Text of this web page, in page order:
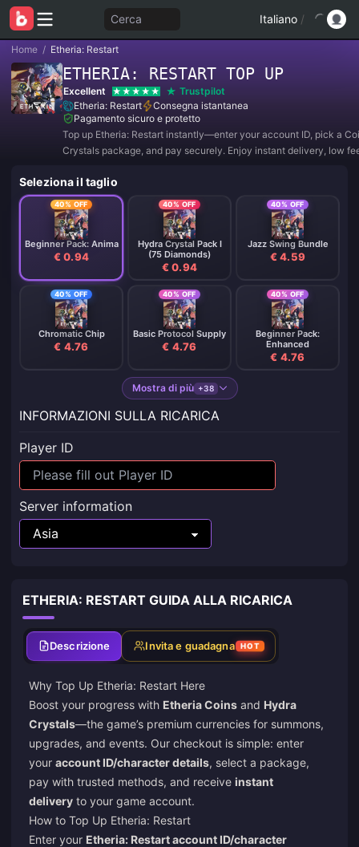
Cerca Italiano /
Home / Etheria: Restart
ETHERIA: RESTART TOP UP
Excellent
Trustpilot
Etheria: Restart
Consegna istantanea
Pagamento sicuro e protetto
Top up Etheria: Restart instantly—enter your account ID, pick a
Crystals package, and pay securely. Enjoy instant delivery, low
Seleziona il taglio
40% OFF
Beginner Pack: Anima
€ 0.94
40% OFF
Hydra Crystal Pack I
(75 Diamonds)
€ 0.94
40% OFF
Jazz Swing Bundle
€ 4.59
40% OFF
Chromatic Chip
€ 4.76
40% OFF
Basic Protocol Supply
€ 4.76
40% OFF
Beginner Pack:
Enhanced
€ 4.76
Mostra di più +38
INFORMAZIONI SULLA RICARICA
Player ID
Server information
ETHERIA: RESTART GUIDA ALLA RICARICA
Descrizione Invita e guadagna HOT
Why Top Up Etheria: Restart Here
Boost your progress with Etheria Coins and Hydra
Crystals—the game’s premium currencies for summons,
upgrades, and events. Our checkout is simple: enter
your account ID/character details, select a package,
pay with trusted methods, and receive instant
delivery to your game account.
How to Top Up Etheria: Restart
Enter your Etheria: Restart account ID/character